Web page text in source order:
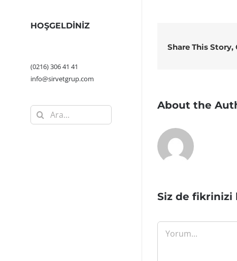
HOŞGELDİNİZ
(0216) 306 41 41
info@sirvetgrup.com
Ara:
Share This
About the
Siz de fikrinizi